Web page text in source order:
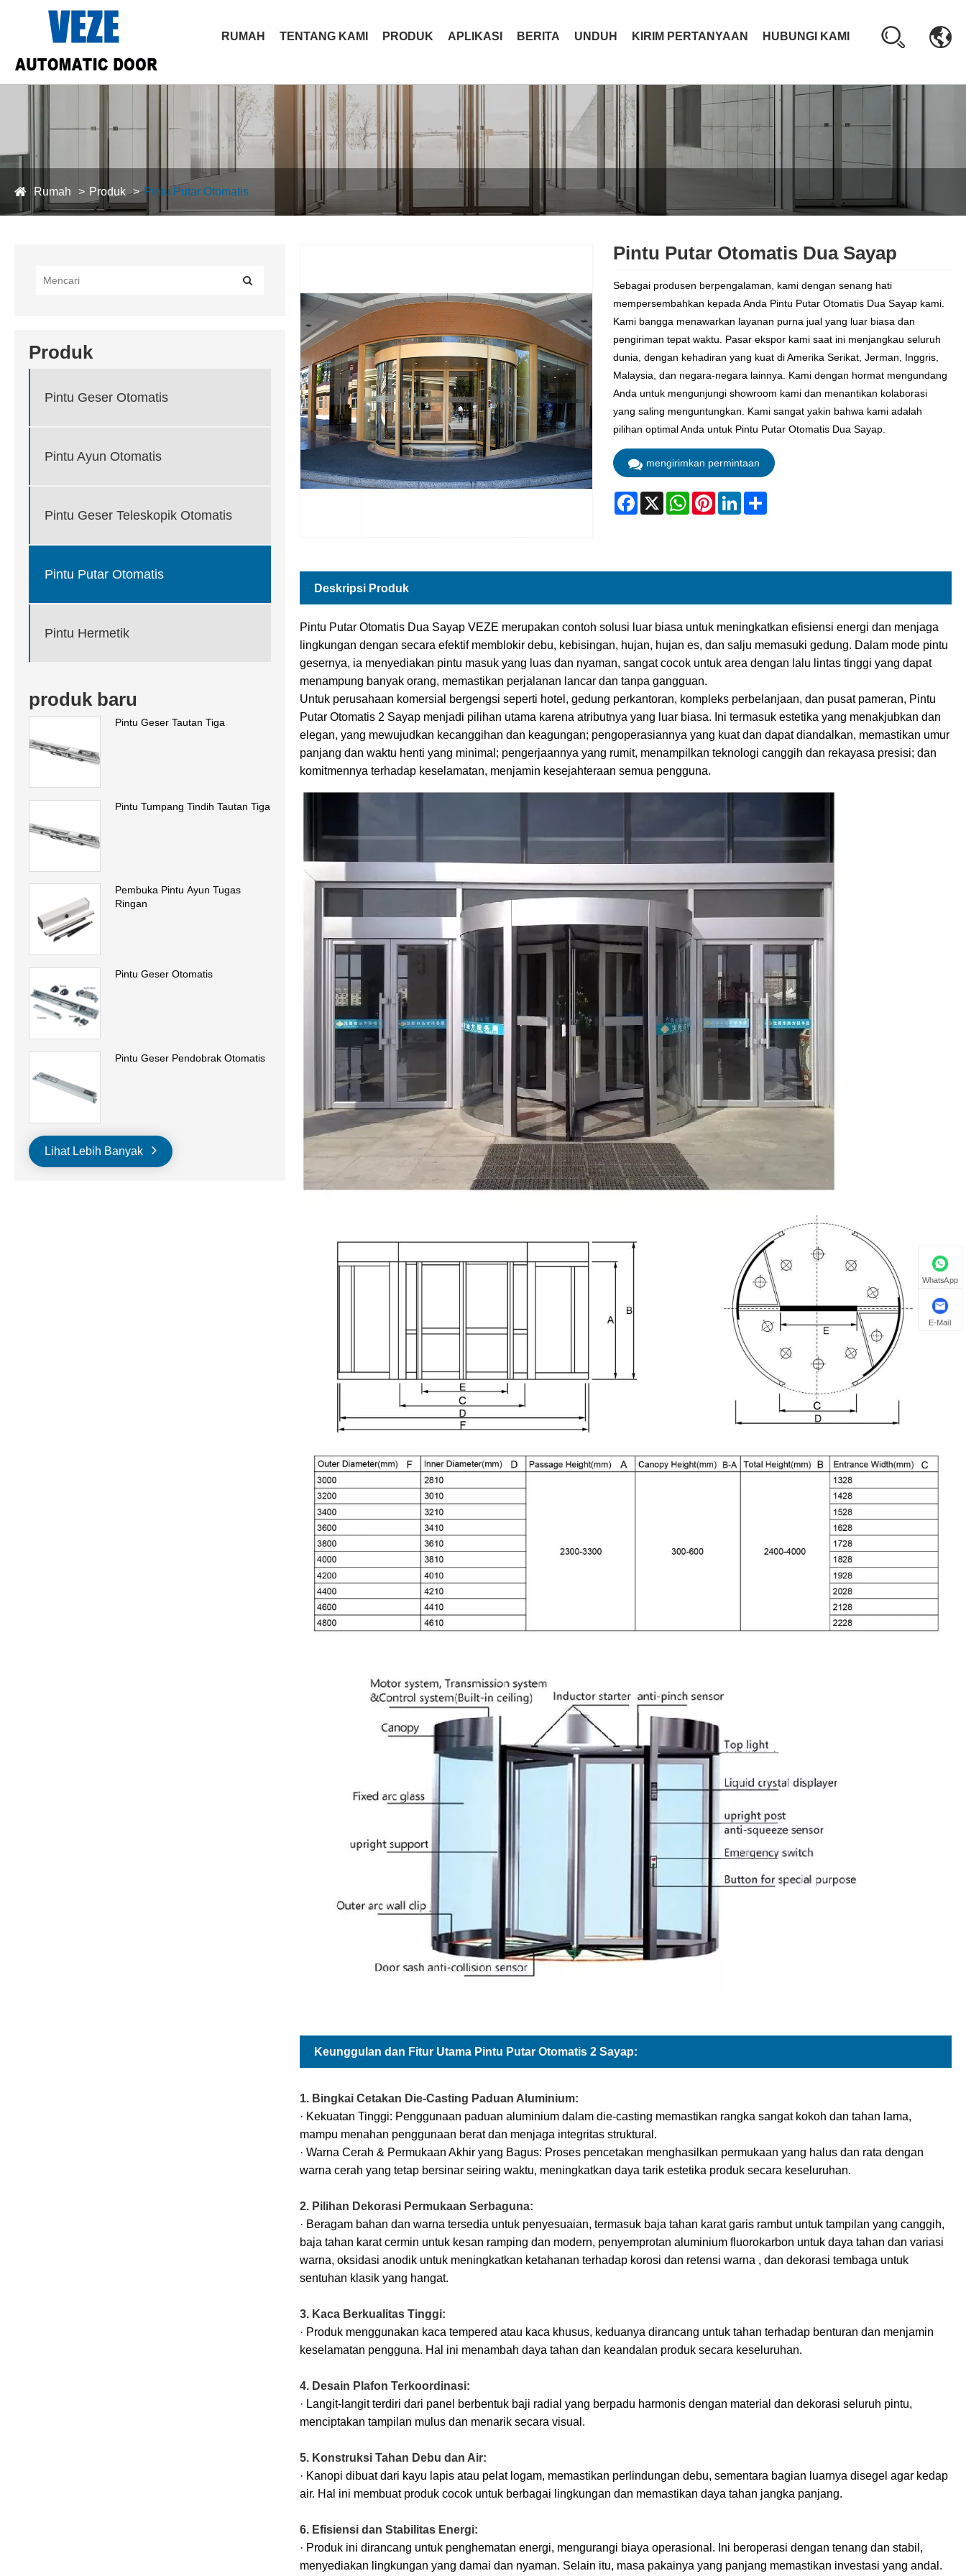
RUMAH TENTANG KAMI PRODUK APLIKASI BERITA UNDUH KIRIM PERTANYAAN HUBUNGI KAMI
Rumah Produk Pintu Putar Otomatis
Produk
Pintu Geser Otomatis
Pintu Ayun Otomatis
Pintu Geser Teleskopik Otomatis
Pintu Putar Otomatis
Pintu Hermetik
produk baru
Pintu Geser Tautan Tiga
Pintu Tumpang Tindih Tautan Tiga
Pembuka Pintu Ayun Tugas
Ringan
Pintu Geser Otomatis
Pintu Geser Pendobrak Otomatis
Lihat Lebih Banyak
Pintu Putar Otomatis Dua Sayap
Sebagai produsen berpengalaman, kami dengan senang hati
mempersembahkan kepada Anda Pintu Putar Otomatis Dua Sayap kami.
Kami bangga menawarkan layanan purna jual yang luar biasa dan
pengiriman tepat waktu. Pasar ekspor kami saat ini menjangkau seluruh
dunia, dengan kehadiran yang kuat di Amerika Serikat, Jerman, Inggris,
Malaysia, dan negara-negara lainnya. Kami dengan hormat mengundang
Anda untuk mengunjungi showroom kami dan menantikan kolaborasi
yang saling menguntungkan. Kami sangat yakin bahwa kami adalah
pilihan optimal Anda untuk Pintu Putar Otomatis Dua Sayap.
mengirimkan permintaan
Facebook
X WhatsAppPinterestLinkedInShare
Deskripsi Produk
Pintu Putar Otomatis Dua Sayap VEZE merupakan contoh solusi luar biasa untuk meningkatkan efisiensi energi dan menjaga
lingkungan dengan secara efektif memblokir debu, kebisingan, hujan, hujan es, dan salju memasuki gedung. Dalam mode pintu
gesernya, ia menyediakan pintu masuk yang luas dan nyaman, sangat cocok untuk area dengan lalu lintas tinggi yang dapat
menampung banyak orang, memastikan perjalanan lancar dan tanpa gangguan.
Untuk perusahaan komersial bergengsi seperti hotel, gedung perkantoran, kompleks perbelanjaan, dan pusat pameran, Pintu
Putar Otomatis 2 Sayap menjadi pilihan utama karena atributnya yang luar biasa. Ini termasuk estetika yang menakjubkan dan
elegan, yang mewujudkan kecanggihan dan keagungan; pengoperasiannya yang kuat dan dapat diandalkan, memastikan umur
panjang dan waktu henti yang minimal; pengerjaannya yang rumit, menampilkan teknologi canggih dan rekayasa presisi; dan
komitmennya terhadap keselamatan, menjamin kesejahteraan semua pengguna.
Keunggulan dan Fitur Utama Pintu Putar Otomatis 2 Sayap:
1. Bingkai Cetakan Die-Casting Paduan Aluminium:
· Kekuatan Tinggi: Penggunaan paduan aluminium dalam die-casting memastikan rangka sangat kokoh dan tahan lama,
mampu menahan penggunaan berat dan menjaga integritas struktural.
· Warna Cerah & Permukaan Akhir yang Bagus: Proses pencetakan menghasilkan permukaan yang halus dan rata dengan
warna cerah yang tetap bersinar seiring waktu, meningkatkan daya tarik estetika produk secara keseluruhan.
2. Pilihan Dekorasi Permukaan Serbaguna:
· Beragam bahan dan warna tersedia untuk penyesuaian, termasuk baja tahan karat garis rambut untuk tampilan yang canggih,
baja tahan karat cermin untuk kesan ramping dan modern, penyemprotan aluminium fluorokarbon untuk daya tahan dan variasi
warna, oksidasi anodik untuk meningkatkan ketahanan terhadap korosi dan retensi warna , dan dekorasi tembaga untuk
sentuhan klasik yang hangat.
3. Kaca Berkualitas Tinggi:
· Produk menggunakan kaca tempered atau kaca khusus, keduanya dirancang untuk tahan terhadap benturan dan menjamin
keselamatan pengguna. Hal ini menambah daya tahan dan keandalan produk secara keseluruhan.
4. Desain Plafon Terkoordinasi:
· Langit-langit terdiri dari panel berbentuk baji radial yang berpadu harmonis dengan material dan dekorasi seluruh pintu,
menciptakan tampilan mulus dan menarik secara visual.
5. Konstruksi Tahan Debu dan Air:
· Kanopi dibuat dari kayu lapis atau pelat logam, memastikan perlindungan debu, sementara bagian luarnya disegel agar kedap
air. Hal ini membuat produk cocok untuk berbagai lingkungan dan memastikan daya tahan jangka panjang.
6. Efisiensi dan Stabilitas Energi:
· Produk ini dirancang untuk penghematan energi, mengurangi biaya operasional. Ini beroperasi dengan tenang dan stabil,
menyediakan lingkungan yang damai dan nyaman. Selain itu, masa pakainya yang panjang memastikan investasi yang andal.
WhatsApp
E-Mail